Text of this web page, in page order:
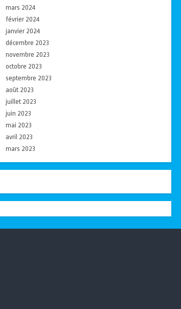
mars 2024
février 2024
janvier 2024
décembre 2023
novembre 2023
octobre 2023
septembre 2023
août 2023
juillet 2023
juin 2023
mai 2023
avril 2023
mars 2023